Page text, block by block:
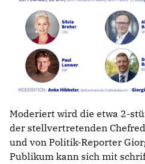
Moderiert wird die etwa 2-
der stellvertretenden
und von Politik-Reporter
Publikum kann sich mit